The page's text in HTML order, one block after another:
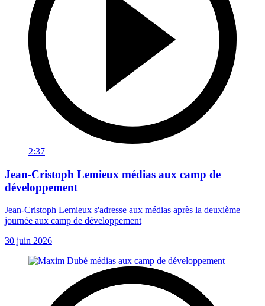
2:37
Jean-Cristoph Lemieux médias aux camp de
développement
Jean-Cristoph Lemieux s'adresse aux médias après la deuxième
journée aux camp de développement
30 juin 2026